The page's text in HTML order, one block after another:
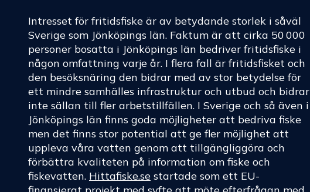
Intresset för fritidsfiske är av betydande storlek i såväl
Sverige som Jönköpings län. Faktum är att cirka 50 000
personer bosatta i Jönköpings län bedriver fritidsfiske i
någon omfattning varje år. I flera fall är fritidsfisket och
den besöksnäring den bidrar med av stor betydelse för
ett mindre samhälles infrastruktur och utbud och bidrar
inte sällan till fler arbetstillfällen. I Sverige och så även i
Jönköpings län finns goda möjligheter att bedriva fiske
men det finns stor potential att ge fler möjlighet att
uppleva våra vatten genom att tillgängliggöra och
förbättra kvaliteten på information om fiske och
fiskevatten. Hittafiske.se startade som ett EU-